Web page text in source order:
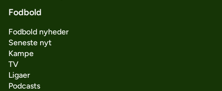
Fodbold
Fodbold nyheder
Seneste nyt
Kampe
TV
Ligaer
Podcasts